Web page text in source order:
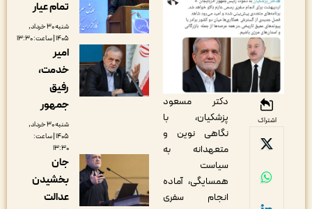
دکتر مسعود
پزشکیان، با
نگاهی نوین و
متعهدانه به
همسایگی، آماده
انجام سفری
تمام عیار
شنبه ۳۰ خرداد,
خدمت،
رفیق
شنبه ۳۰ خرداد,
۱۴۰۵ | ساعت:
جان
بخشیدن
عدالت